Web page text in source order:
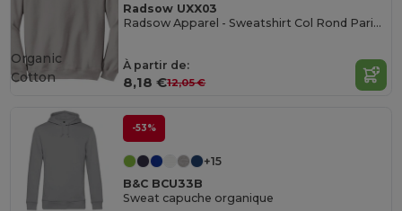
Radsow UXX03
Radsow Apparel - Sweatshirt Col Rond Paris pour hommes
À partir de:
8,18 €12,05 €
Organic
Cotton
-53%
+15
B&C BCU33B
Sweat capuche organique